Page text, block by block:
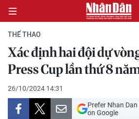
CHÍNH TRỊ
KINH TẾ
VĂN HÓA
THỂ THAO
Xác định hai đội dự
Press Cup lần thứ 8
26/10/2024 14:31
Prefer Nhan Dan
on Google